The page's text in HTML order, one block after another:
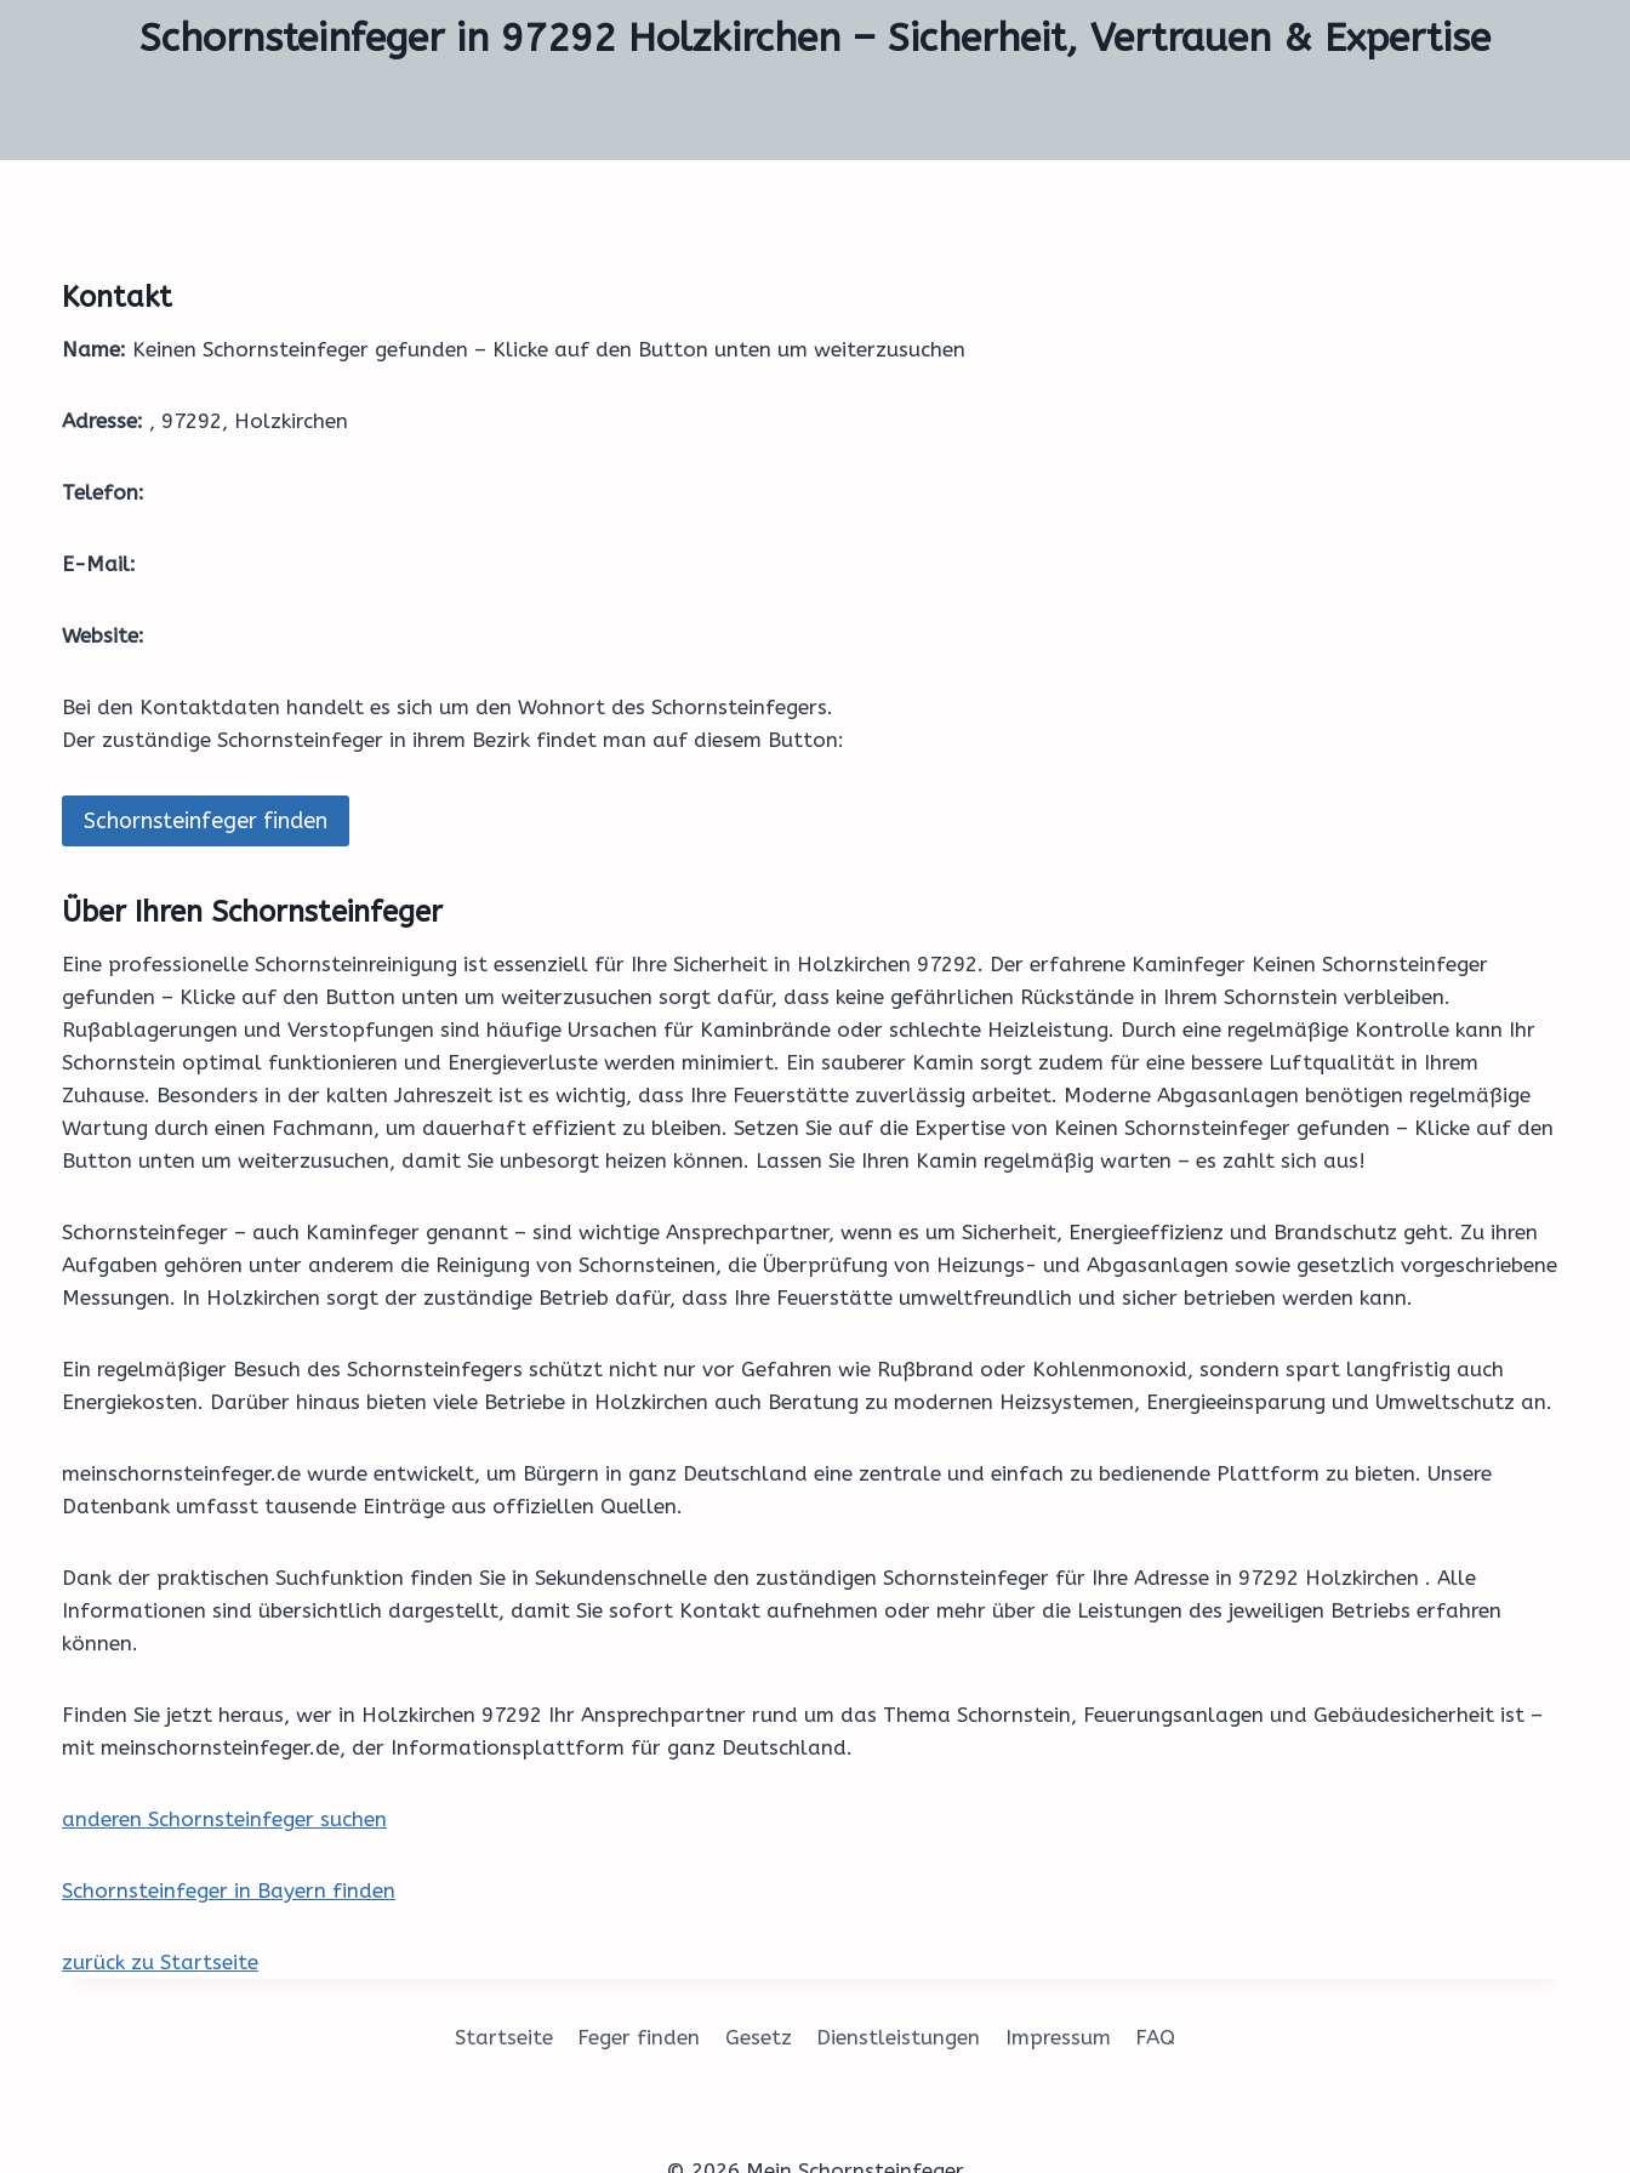
Schornsteinfeger in 97292 Holzkirchen – Sicherheit, Vertrauen & Expertise
Kontakt
Name: Keinen Schornsteinfeger gefunden – Klicke auf den Button unten um weiterzusuchen
Adresse: , 97292, Holzkirchen
Telefon:
E-Mail:
Website:
Bei den Kontaktdaten handelt es sich um den Wohnort des Schornsteinfegers.
Der zuständige Schornsteinfeger in ihrem Bezirk findet man auf diesem Button:
Schornsteinfeger finden
Über Ihren Schornsteinfeger
Eine professionelle Schornsteinreinigung ist essenziell für Ihre Sicherheit in Holzkirchen 97292. Der erfahrene Kaminfeger Keinen Schornsteinfeger
gefunden – Klicke auf den Button unten um weiterzusuchen sorgt dafür, dass keine gefährlichen Rückstände in Ihrem Schornstein verbleiben.
Rußablagerungen und Verstopfungen sind häufige Ursachen für Kaminbrände oder schlechte Heizleistung. Durch eine regelmäßige Kontrolle kann Ihr
Schornstein optimal funktionieren und Energieverluste werden minimiert. Ein sauberer Kamin sorgt zudem für eine bessere Luftqualität in Ihrem
Zuhause. Besonders in der kalten Jahreszeit ist es wichtig, dass Ihre Feuerstätte zuverlässig arbeitet. Moderne Abgasanlagen benötigen regelmäßige
Wartung durch einen Fachmann, um dauerhaft effizient zu bleiben. Setzen Sie auf die Expertise von Keinen Schornsteinfeger gefunden – Klicke auf den
Button unten um weiterzusuchen, damit Sie unbesorgt heizen können. Lassen Sie Ihren Kamin regelmäßig warten – es zahlt sich aus!
Schornsteinfeger – auch Kaminfeger genannt – sind wichtige Ansprechpartner, wenn es um Sicherheit, Energieeffizienz und Brandschutz geht. Zu ihren
Aufgaben gehören unter anderem die Reinigung von Schornsteinen, die Überprüfung von Heizungs- und Abgasanlagen sowie gesetzlich vorgeschriebene
Messungen. In Holzkirchen sorgt der zuständige Betrieb dafür, dass Ihre Feuerstätte umweltfreundlich und sicher betrieben werden kann.
Ein regelmäßiger Besuch des Schornsteinfegers schützt nicht nur vor Gefahren wie Rußbrand oder Kohlenmonoxid, sondern spart langfristig auch
Energiekosten. Darüber hinaus bieten viele Betriebe in Holzkirchen auch Beratung zu modernen Heizsystemen, Energieeinsparung und Umweltschutz an.
meinschornsteinfeger.de wurde entwickelt, um Bürgern in ganz Deutschland eine zentrale und einfach zu bedienende Plattform zu bieten. Unsere
Datenbank umfasst tausende Einträge aus offiziellen Quellen.
Dank der praktischen Suchfunktion finden Sie in Sekundenschnelle den zuständigen Schornsteinfeger für Ihre Adresse in 97292 Holzkirchen . Alle
Informationen sind übersichtlich dargestellt, damit Sie sofort Kontakt aufnehmen oder mehr über die Leistungen des jeweiligen Betriebs erfahren
können.
Finden Sie jetzt heraus, wer in Holzkirchen 97292 Ihr Ansprechpartner rund um das Thema Schornstein, Feuerungsanlagen und Gebäudesicherheit ist –
mit meinschornsteinfeger.de, der Informationsplattform für ganz Deutschland.
anderen Schornsteinfeger suchen
Schornsteinfeger in Bayern finden
zurück zu Startseite
Startseite Feger finden Gesetz Dienstleistungen Impressum FAQ